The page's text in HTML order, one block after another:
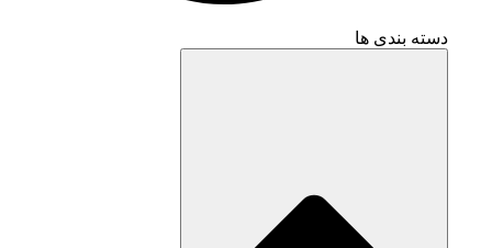
دسته بندی ها